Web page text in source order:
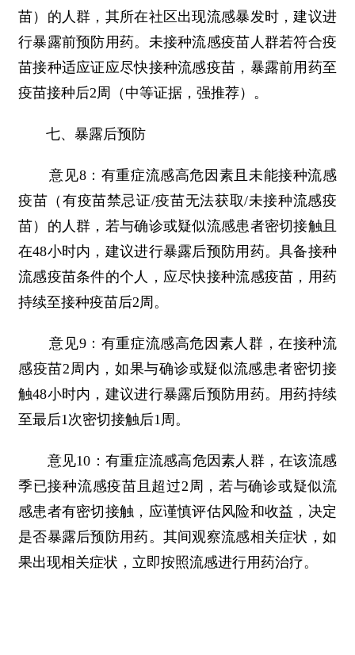
苗）的人群，其所在社区出现流感暴发时，建议进
行暴露前预防用药。未接种流感疫苗人群若符合疫
苗接种适应证应尽快接种流感疫苗，暴露前用药至
疫苗接种后2周（中等证据，强推荐）。
七、暴露后预防
意见8：有重症流感高危因素且未能接种流感
疫苗（有疫苗禁忌证/疫苗无法获取/未接种流感疫
苗）的人群，若与确诊或疑似流感患者密切接触且
在48小时内，建议进行暴露后预防用药。具备接种
流感疫苗条件的个人，应尽快接种流感疫苗，用药
持续至接种疫苗后2周。
意见9：有重症流感高危因素人群，在接种流
感疫苗2周内，如果与确诊或疑似流感患者密切接
触48小时内，建议进行暴露后预防用药。用药持续
至最后1次密切接触后1周。
意见10：有重症流感高危因素人群，在该流感
季已接种流感疫苗且超过2周，若与确诊或疑似流
感患者有密切接触，应谨慎评估风险和收益，决定
是否暴露后预防用药。其间观察流感相关症状，如
果出现相关症状，立即按照流感进行用药治疗。